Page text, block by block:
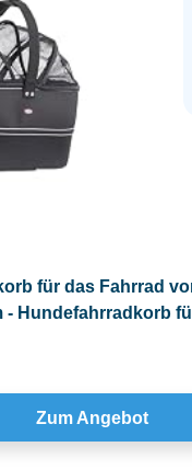
für das Fahrrad
- Hundefahrradkorb
Zum Angebot